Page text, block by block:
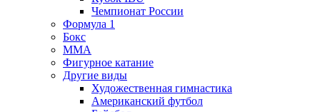
Чемпионат России
Формула 1
Бокс
MMA
Фигурное катание
Другие виды
Художественная гимнастика
Американский футбол